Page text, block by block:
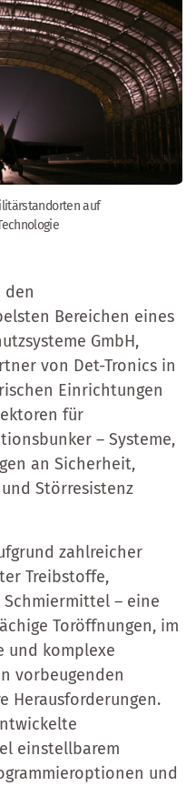
auf
den
Bereichen eines
GmbH,
von Det-Tronics in
Einrichtungen
für
– Systeme,
an Sicherheit,
Störresistenz
zahlreicher
Treibstoffe,
– eine
Toröffnungen, im
und komplexe
vorbeugenden
Herausforderungen.
einstellbarem
und